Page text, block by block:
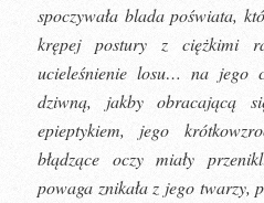
spoczywała blada poświata,
krępej postury z ciężkimi
ucieleśnienie losu… na jego
dziwną, jakby obracającą
epieptykiem, jego
błądzące oczy miały
powaga znikała z jego twarzy,